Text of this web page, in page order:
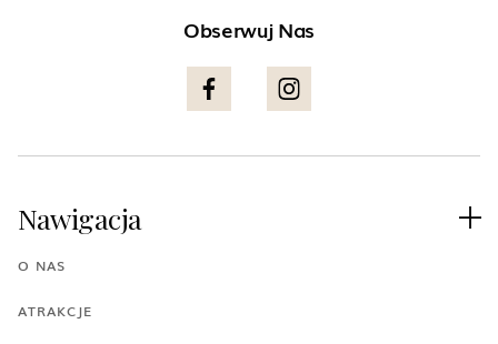
Obserwuj Nas
Nawigacja 
O NAS
ATRAKCJE